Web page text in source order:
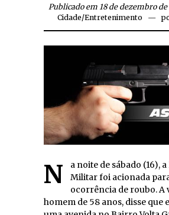
Publicado em 18 de dezembro de
Cidade/Entretenimento
Na noite de sábado (16), a Polícia
Militar foi acionada
ocorrência de roubo. A
homem de 58 anos, disse que